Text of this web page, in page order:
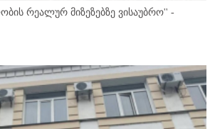
რეალურ მიზეზებზე ვისაუბრო'' -